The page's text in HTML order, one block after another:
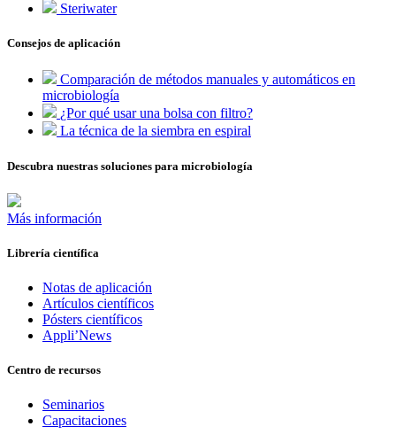
Steriwater
Consejos de aplicación
Comparación de métodos manuales y automáticos en
microbiología
¿Por qué usar una bolsa con filtro?
La técnica de la siembra en espiral
Descubra nuestras soluciones para microbiología
Más información
Librería científica
Notas de aplicación
Artículos científicos
Pósters científicos
Appli’News
Centro de recursos
Seminarios
Capacitaciones